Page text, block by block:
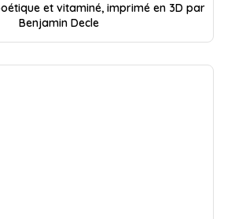
et vitaminé, imprimé en 3D par
Benjamin Decle